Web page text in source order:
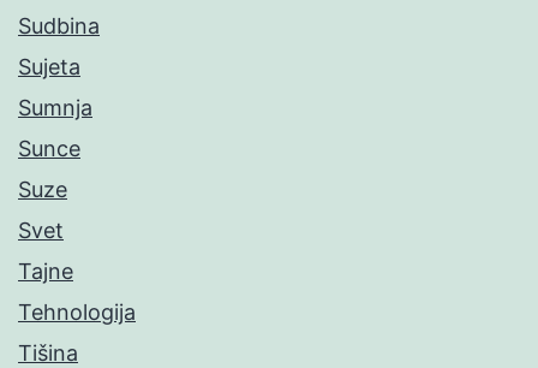
Sudbina
Sujeta
Sumnja
Sunce
Suze
Svet
Tajne
Tehnologija
Tišina